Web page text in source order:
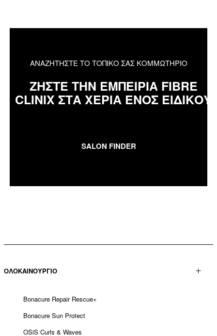
ΑΝΑΖΗΤΗΣΤΕ ΤΟ ΤΟΠΙΚΟ ΣΑΣ ΚΟΜΜΩΤΗΡΙΟ
ΖΗΣΤΕ ΤΗΝ ΕΜΠΕΙΡΙΑ FIBRE
CLINIX ΣΤΑ ΧΕΡΙΑ ΕΝΟΣ ΕΙΔΙΚΟΥ
SALON FINDER
ΟΛΟΚΑΙΝΟΥΡΓΙΟ
Bonacure Repair Rescue+
Bonacure Sun Protect
OSiS Curls & Waves